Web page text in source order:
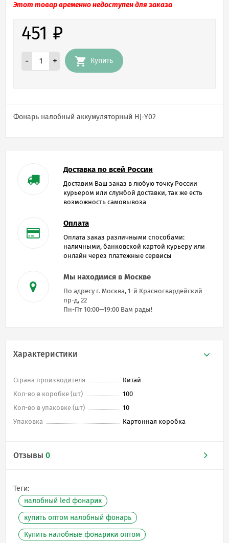
Этот товар временно недоступен для заказа
451 ₽
- + Купить
Фонарь налобный аккумуляторный HJ-Y02
Доставка по всей России
Доставим Ваш заказ в любую точку России
курьером или службой доставки, так же есть
возможность самовывоза
Оплата
Оплата заказ различными способами:
наличными, банковской картой курьеру или
онлайн через платежные сервисы
Мы находимся в Москве
По адресу г. Москва, 1-й Красногвардейский
пр-д, 22
Пн-Пт 10:00—19:00 Вам рады!
Характеристики
Страна производителя
Китай
Кол-во в коробке (шт)
100
Кол-во в упаковке (шт)
10
Упаковка
Картонная коробка
Отзывы 0
Теги:
налобный led фонарик
купить оптом налобный фонарь
Купить налобные фонарики оптом